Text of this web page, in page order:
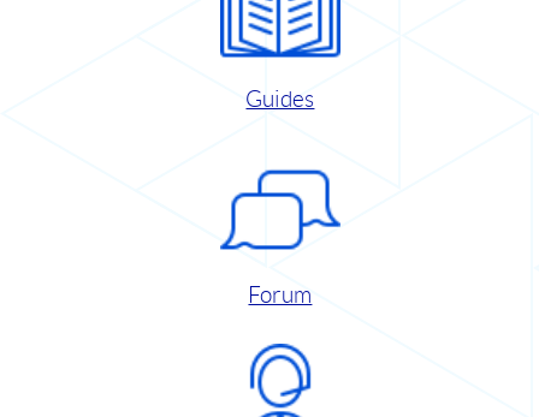
Guides
Forum